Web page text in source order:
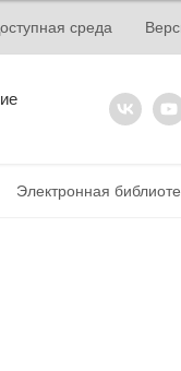
среда
Электронная